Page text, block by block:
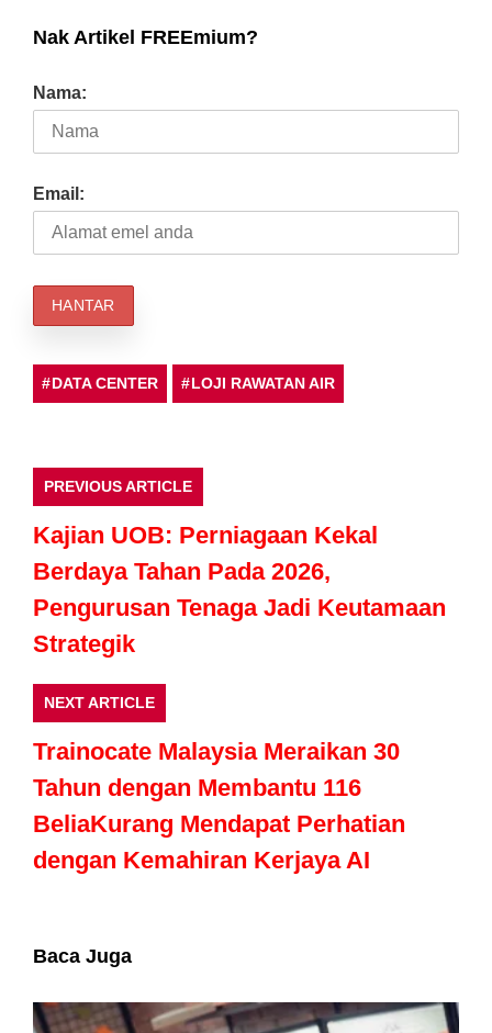
Nak Artikel FREEmium?
Nama:
Email:
DATA CENTER LOJI RAWATAN AIR
PREVIOUS ARTICLE
Kajian UOB: Perniagaan Kekal
Berdaya Tahan Pada 2026,
Pengurusan Tenaga Jadi Keutamaan
Strategik
NEXT ARTICLE
Trainocate Malaysia Meraikan 30
Tahun dengan Membantu 116
BeliaKurang Mendapat Perhatian
dengan Kemahiran Kerjaya AI
Baca Juga